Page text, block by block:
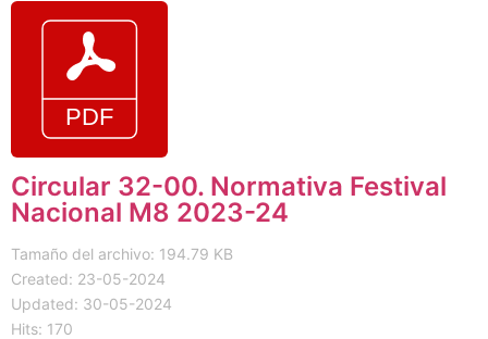
Circular 32-00. Normativa Festival
Nacional M8 2023-24
Tamaño del archivo: 194.79 KB
Created: 23-05-2024
Updated: 30-05-2024
Hits: 170